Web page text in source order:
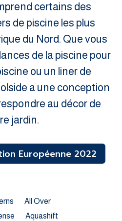
certains des
de piscine les plus
du Nord. Que vous
de la piscine pour
ou un liner de
a une conception
au décor de
jardin.
Européenne 2022
All Over
Aquashift